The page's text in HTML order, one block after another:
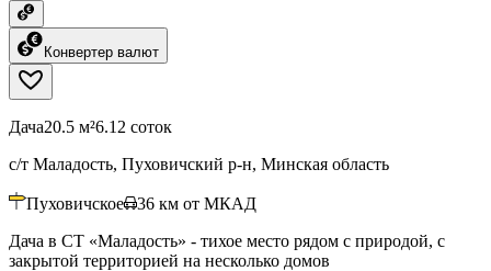
Конвертер валют
Дача20.5 м²6.12 соток
с/т Маладость, Пуховичский р-н, Минская область
Пуховичское 36 км от МКАД
Дача в СТ «Маладость» - тихое место рядом с природой, с
закрытой территорией на несколько домов